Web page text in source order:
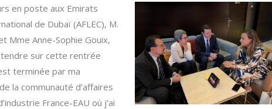
en poste aux Emirats
de Dubaï (AFLEC), M.
Mme Anne-Sophie Gouix,
sur cette rentrée
terminée par ma
la communauté d’affaires
France-EAU où j’ai